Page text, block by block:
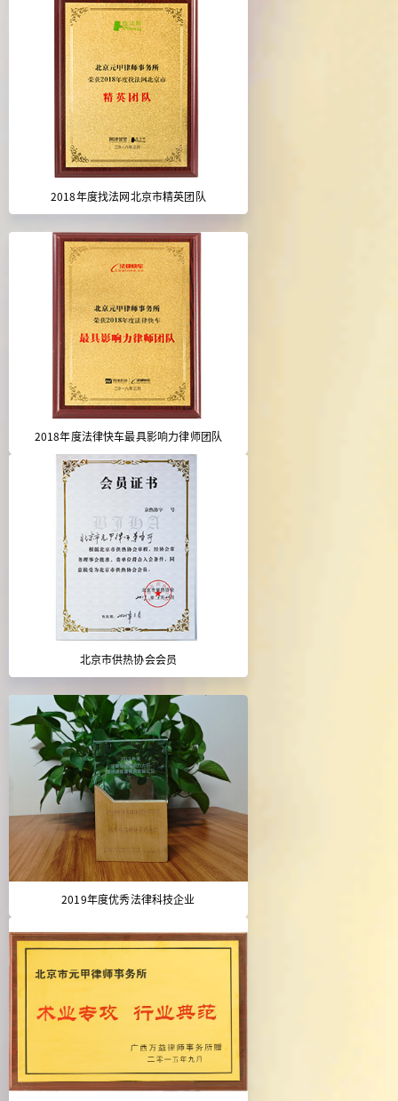
2018年度找法网北京市精英团队
2018年度法律快车最具影响力律师团队
北京市供热协会会员
2019年度优秀法律科技企业